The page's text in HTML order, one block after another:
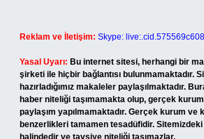
Reklam ve İletişim: Skype:
Yasal Uyarı: Bu internet sitesi, herhangi bir
şirketi ile hiçbir bağlantısı bulunmamaktadır.
hazırladığımız makaleler paylaşılmaktadır.
haber niteliği taşımamakta olup, gerçek
paylaşım yapılmamaktadır. Gerçek kurum ve
benzerlikleri tamamen tesadüfidir.
halindedir ve tavsiye niteliği taşımazlar.